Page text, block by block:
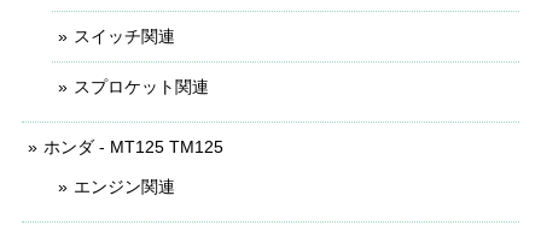
スイッチ関連
スプロケット関連
ホンダ - MT125 TM125
エンジン関連